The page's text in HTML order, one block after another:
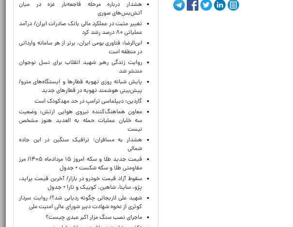
هشدار درباره مرحله فاجعه‌بار غزه در میان
آتش‌بس‌های صوری
تغییر مثبت در عملکرد مالی بانک صادرات ایران/ درآمد
عملیاتی ۸۰ درصد رشد کرد
ابن‌الرضا: فناوری بومی ایران، برتر از هر سامانه وارداتی
در منطقه است
روایت زندگی رهبر شهید انقلاب برای نسل نوجوان
منتشر شد
پایش شبانه روزی تهویه قطارها و ایستگاه‌های مترو/
پیش‌بینی هوشمند تهویه در قطارهای جدید
گاردین: دیپلماسی ترامپ در حد مهدکودک است
معاون هماهنگ‌کننده نیروی هوایی ارتش: وضعیت
سه خلبان عملیات حمله به العدید هنوز مشخص
نیست
هشدار به مسافران؛ ترافیک سنگین در این جاده
شمالی
قیمت جدید طلا و سکه امروز ۱۵ مردادماه ۱۴۰۵/ مرز
مقاومتی طلا و سکه شکست + جدول
سقوط آزاد قیمت خودرو در بازار/ آخرین قیمت پراید،
پژو، ساینا، شاهین، کوییک و تارا + جدول
شهید علی لاریجانی چگونه ردیابی شد؟/ روایت سردار
کوثری از نحوه شهادت دبیر شورای عالی امنیت ملی
ماجرای نصب سنگ مزار اکبر عبدی چیست؟